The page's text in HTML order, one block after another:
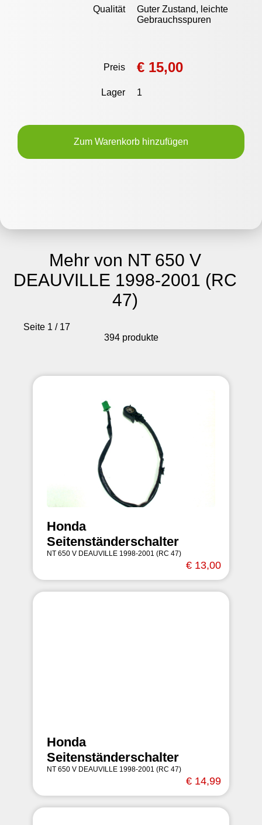
Qualität
Guter Zustand, leichte
Gebrauchsspuren
Preis € 15,00
Lager 1
Zum Warenkorb hinzufügen
Mehr von NT 650 V
DEAUVILLE 1998-2001 (RC
47)
Seite 1 / 17
394 produkte
Honda
Seitenständerschalter
NT 650 V DEAUVILLE 1998-2001 (RC 47)
€ 13,00
Honda
Seitenständerschalter
NT 650 V DEAUVILLE 1998-2001 (RC 47)
€ 14,99